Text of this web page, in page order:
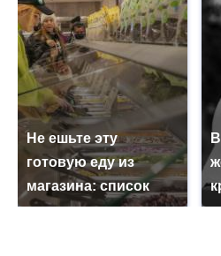
Не ешьте эту
готовую еду из
магазина: список